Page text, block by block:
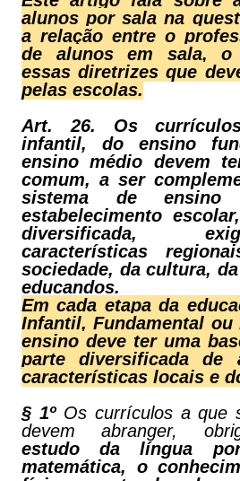
alunos por sala na
a relação entre o
de alunos em sala, o
essas diretrizes que
pelas escolas.
Art. 26. Os
infantil, do ensino
ensino médio devem
comum, a ser
sistema de
estabelecimento
diversificada,
características
sociedade, da cultura,
educandos.
Em cada etapa da
Infantil, Fundamental ou
ensino deve ter uma
parte diversificada de
características locais e
§ 1ºOs currículos a que
devem abranger,
estudo da língua
matemática, o